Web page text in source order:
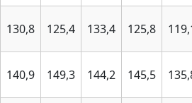
130,8 125,4 133,4 125,8
140,9 149,3 144,2 145,5